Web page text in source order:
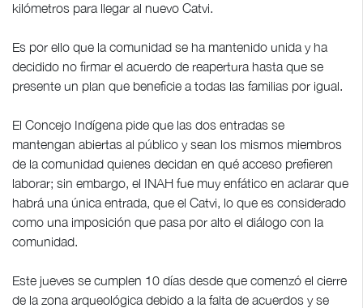
kilómetros para llegar al nuevo Catvi.
Es por ello que la comunidad se ha mantenido unida y ha
decidido no firmar el acuerdo de reapertura hasta que se
presente un plan que beneficie a todas las familias por igual.
El Concejo Indígena pide que las dos entradas se
mantengan abiertas al público y sean los mismos miembros
de la comunidad quienes decidan en qué acceso prefieren
laborar; sin embargo, el INAH fue muy enfático en aclarar que
habrá una única entrada, que el Catvi, lo que es considerado
como una imposición que pasa por alto el diálogo con la
comunidad.
Este jueves se cumplen 10 días desde que comenzó el cierre
de la zona arqueológica debido a la falta de acuerdos y se